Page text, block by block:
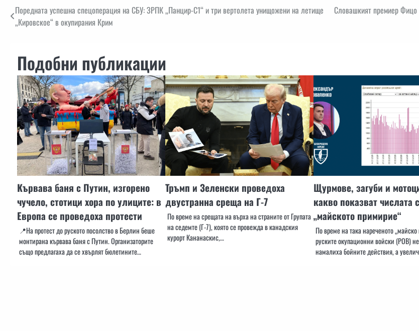
Навигация
Поредната успешна спецоперация на СБУ: ЗРПК „Панцир-С1“ и три вертолета унищожени на летище
„Кировское“ в окупирания Крим
Словашкият премиер Фицо
Подобни публикации
Кървава баня с Путин, изгорено
чучело, стотици хора по улиците: в
Европа се проведоха протести
📍На протест до руското посолство в Берлин беше
монтирана кървава баня с Путин. Организаторите
също предлагаха да се хвърлят бюлетините…
Тръмп и Зеленски проведоха
двустранна среща на Г-7
По време на срещата на върха на страните от Групата
на седемте (Г-7), която се провежда в канадския
курорт Кананаскис,…
Щурмове, загуби и
какво показват числата
„майското примирие“
По време на така нареченото
руските окупационни войски (РОВ)
намалиха бойните действия, а